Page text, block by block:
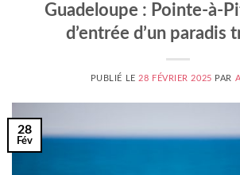
Guadeloupe : Pointe-à-
d’entrée d’un paradis
PUBLIÉ LE 28 FÉVRIER 2025 PAR
28
Fév